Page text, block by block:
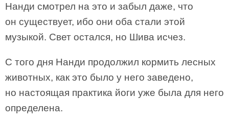
Нанди смотрел на это и забыл даже, что
он существует, ибо они оба стали этой
музыкой. Свет остался, но Шива исчез.
С того дня Нанди продолжил кормить лесных
животных, как это было у него заведено,
но настоящая практика йоги уже была для него
определена.